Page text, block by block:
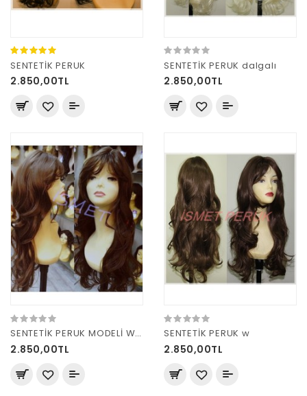
SENTETİK PERUK
2.850,00TL
SENTETİK PERUK dalgalı
2.850,00TL
SENTETİK PERUK MODELİ W 12
2.850,00TL
SENTETİK PERUK w
2.850,00TL